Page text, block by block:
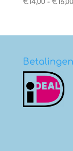
€14,00 - €16,00
Betalingen